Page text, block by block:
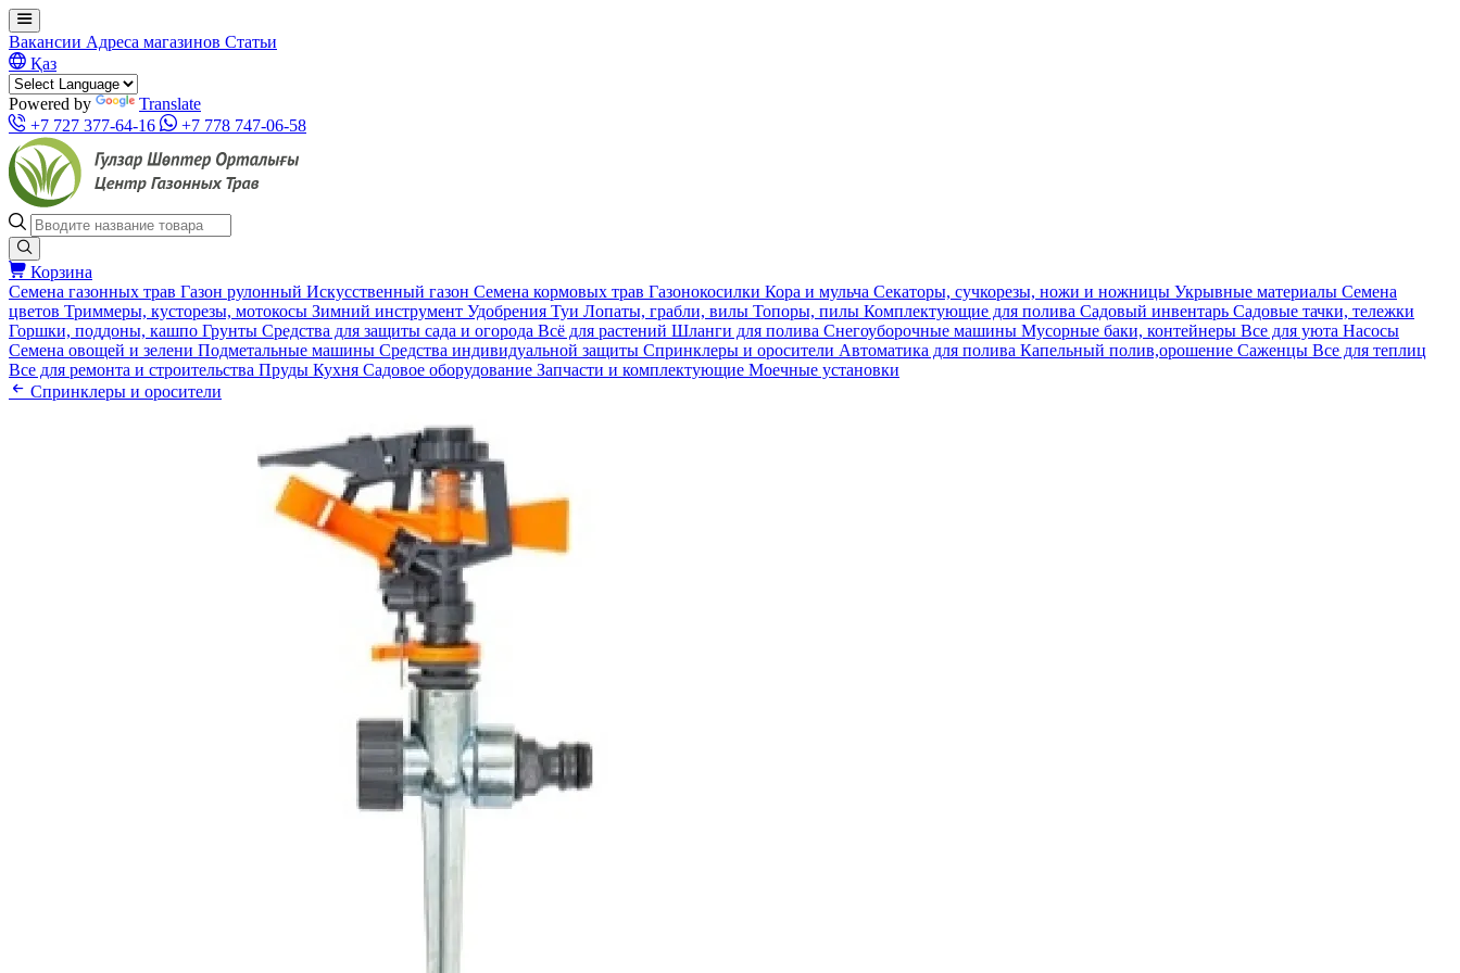
Вакансии Адреса магазинов Статьи
Қаз
Powered by
Translate
+7 727 377-64-16
+7 778 747-06-58
Корзина
Семена газонных трав Газон рулонный Искусственный газон Семена кормовых трав Газонокосилки Кора и мульча Секаторы, сучкорезы, ножи и ножницы Укрывные материалы Семена
цветов Триммеры, кусторезы, мотокосы Зимний инструмент Удобрения Туи Лопаты, грабли, вилы Топоры, пилы Комплектующие для полива Садовый инвентарь Садовые тачки, тележки
Горшки, поддоны, кашпо Грунты Средства для защиты сада и огорода Всё для растений Шланги для полива Снегоуборочные машины Мусорные баки, контейнеры Все для уюта Насосы
Семена овощей и зелени Подметальные машины Средства индивидуальной защиты Спринклеры и оросители Автоматика для полива Капельный полив,орошение Саженцы Все для теплиц
Все для ремонта и строительства Пруды Кухня Садовое оборудование Запчасти и комплектующие Моечные установки
Спринклеры и оросители